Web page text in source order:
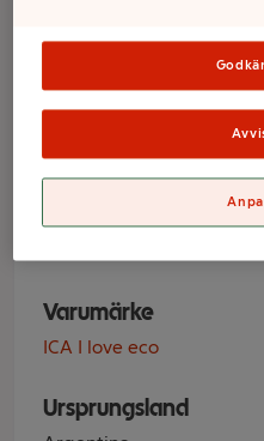
Päron
Klass 1
Varumärke
ICA I love eco
Ursprungsland
Sortimentet kan